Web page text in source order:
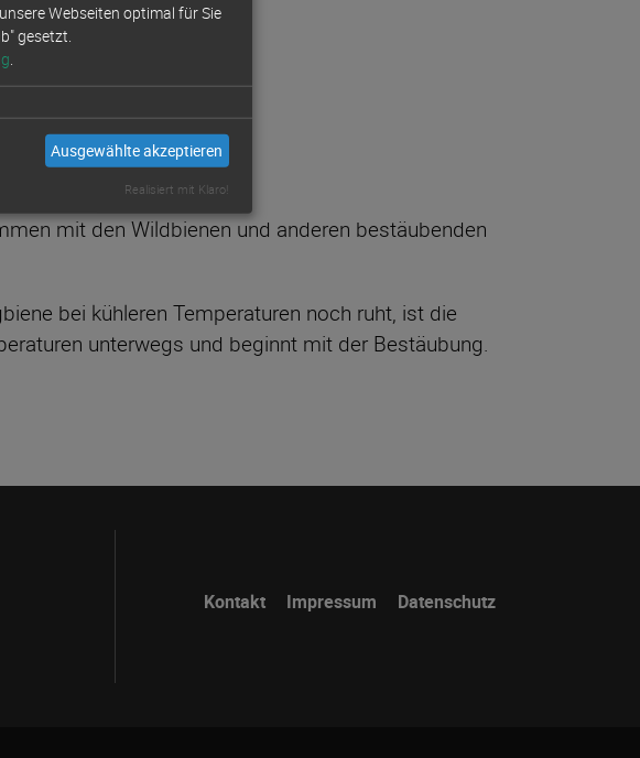
mit den Wildbienen und anderen bestäubenden
bei kühleren Temperaturen noch ruht, ist die
unterwegs und beginnt mit der Bestäubung.
Kontakt Impressum Datenschutz
Webseiten optimal für Sie
gesetzt.
Ausgewählte akzeptieren
Realisiert mit Klaro!